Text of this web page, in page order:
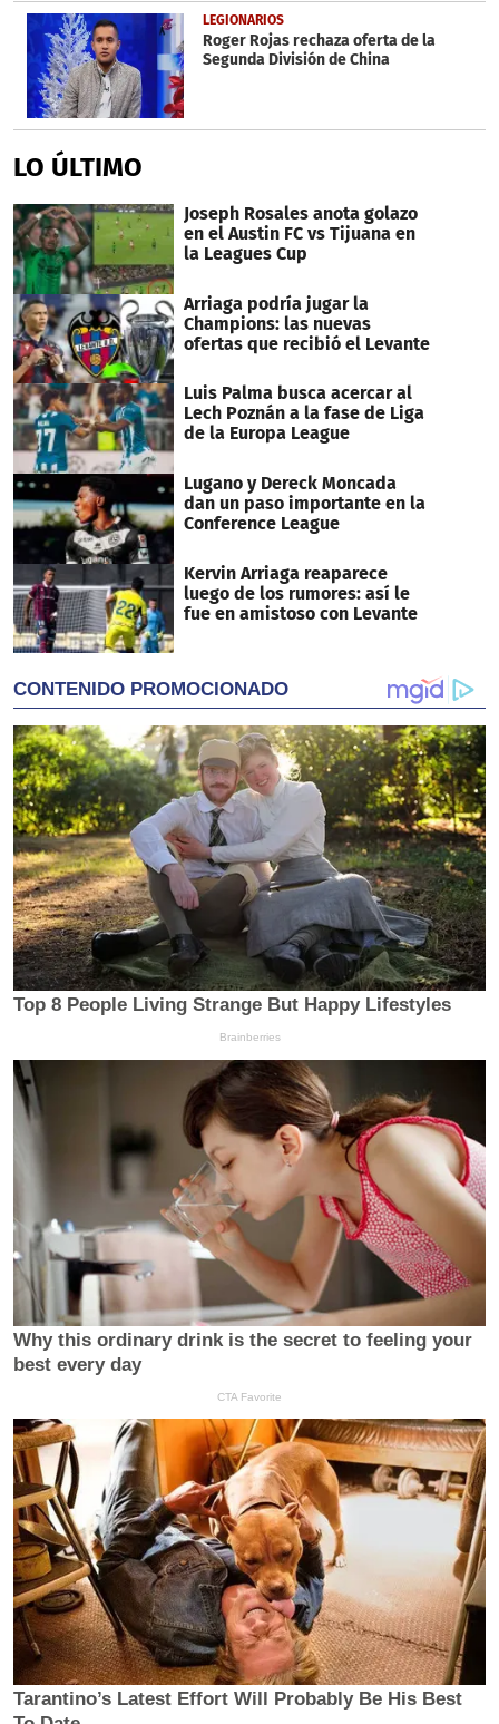
LEGIONARIOS
Roger Rojas rechaza oferta de la
Segunda División de China
LO ÚLTIMO
Joseph Rosales anota golazo
en el Austin FC vs Tijuana en
la Leagues Cup
Arriaga podría jugar la
Champions: las nuevas
ofertas que recibió el Levante
Luis Palma busca acercar al
Lech Poznán a la fase de Liga
de la Europa League
Lugano y Dereck Moncada
dan un paso importante en la
Conference League
Kervin Arriaga reaparece
luego de los rumores: así le
fue en amistoso con Levante